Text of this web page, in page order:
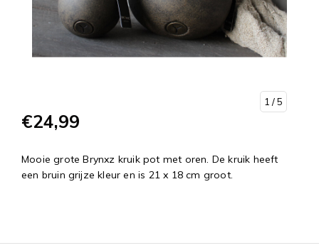
1 / 5
€24,99
Mooie grote Brynxz kruik pot met oren. De kruik heeft
een bruin grijze kleur en is 21 x 18 cm groot.